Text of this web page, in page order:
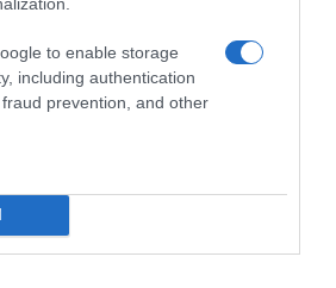
to enable storage
including authentication
prevention, and other
της ΕΛ.Α.Σ. στη
την παραγωγική ανασυγκρότηση,
κράτους"